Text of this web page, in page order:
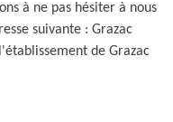
à ne pas hésiter à nous
suivante : Grazac
de Grazac